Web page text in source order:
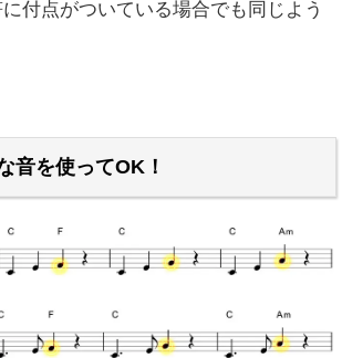
付点がついている場合でも同じよう
音を使ってOK！